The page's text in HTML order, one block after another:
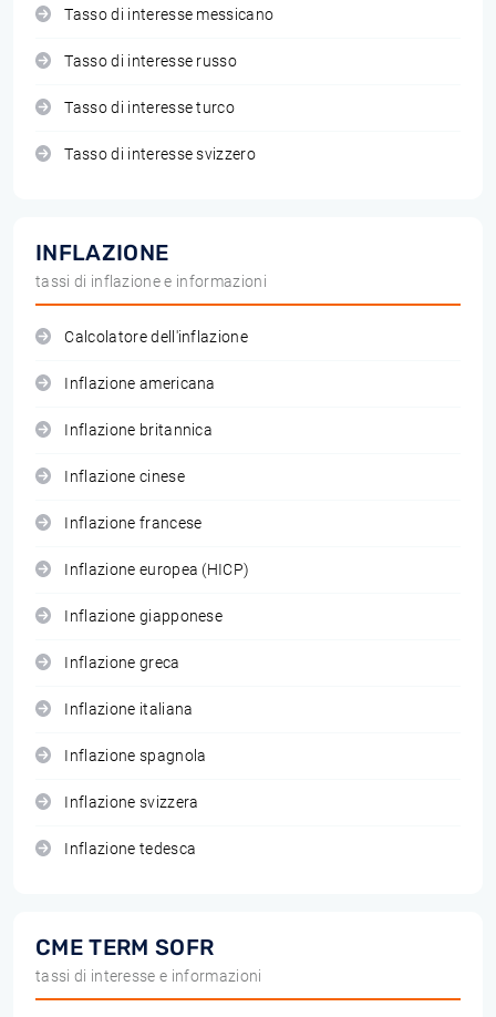
Tasso di interesse messicano
Tasso di interesse russo
Tasso di interesse turco
Tasso di interesse svizzero
INFLAZIONE
tassi di inflazione e informazioni
Calcolatore dell'inflazione
Inflazione americana
Inflazione britannica
Inflazione cinese
Inflazione francese
Inflazione europea (HICP)
Inflazione giapponese
Inflazione greca
Inflazione italiana
Inflazione spagnola
Inflazione svizzera
Inflazione tedesca
CME TERM SOFR
tassi di interesse e informazioni